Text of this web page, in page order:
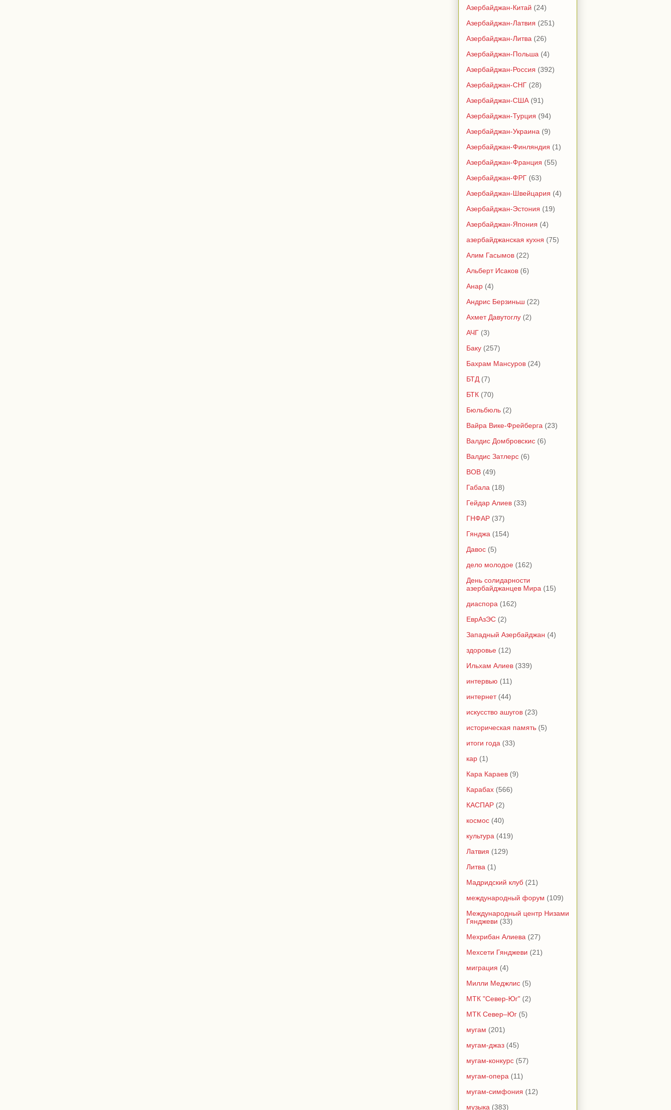
Азербайджан-Китай (24)
Азербайджан-Латвия (251)
Азербайджан-Литва (26)
Азербайджан-Польша (4)
Азербайджан-Россия (392)
Азербайджан-СНГ (28)
Азербайджан-США (91)
Азербайджан-Турция (94)
Азербайджан-Украина (9)
Азербайджан-Финляндия (1)
Азербайджан-Франция (55)
Азербайджан-ФРГ (63)
Азербайджан-Швейцария (4)
Азербайджан-Эстония (19)
Азербайджан-Япония (4)
азербайджанская кухня (75)
Алим Гасымов (22)
Альберт Исаков (6)
Анар (4)
Андрис Берзиньш (22)
Ахмет Давутоглу (2)
АЧГ (3)
Баку (257)
Бахрам Мансуров (24)
БТД (7)
БТК (70)
Бюльбюль (2)
Вайра Вике-Фрейберга (23)
Валдис Домбровскис (6)
Валдис Затлерс (6)
ВОВ (49)
Габала (18)
Гейдар Алиев (33)
ГНФАР (37)
Гянджа (154)
Давос (5)
дело молодое (162)
День солидарности
азербайджанцев Мира (15)
диаспора (162)
ЕврАзЭС (2)
Западный Азербайджан (4)
здоровье (12)
Ильхам Алиев (339)
интервью (11)
интернет (44)
искусство ашугов (23)
историческая память (5)
итоги года (33)
кар (1)
Кара Караев (9)
Карабах (566)
КАСПАР (2)
космос (40)
культура (419)
Латвия (129)
Литва (1)
Мадридский клуб (21)
международный форум (109)
Международный центр Низами
Гянджеви (33)
Мехрибан Алиева (27)
Мехсети Гянджеви (21)
миграция (4)
Милли Меджлис (5)
МТК "Север-Юг" (2)
МТК Север–Юг (5)
мугам (201)
мугам-джаз (45)
мугам-конкурс (57)
мугам-опера (11)
мугам-симфония (12)
музыка (383)